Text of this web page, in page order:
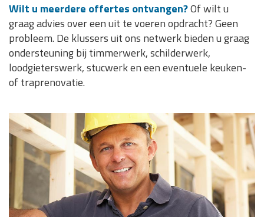
Wilt u meerdere offertes ontvangen?Of wilt u
graag advies over een uit te voeren opdracht? Geen
probleem. De klussers uit ons netwerk bieden u graag
ondersteuning bij timmerwerk, schilderwerk,
loodgieterswerk, stucwerk en een eventuele keuken-
of traprenovatie.